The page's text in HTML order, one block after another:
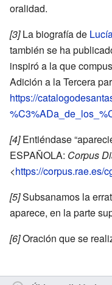
oralidad.
[3]La biografía de
también se ha
inspiró a la que
Adición a la Tercera
https://
[4]Entiéndase
ESPAÑOLA: Corpus
<https://corpus.rae.es/
[5]Subsanamos la
aparece, en la parte
[6]Oración que se